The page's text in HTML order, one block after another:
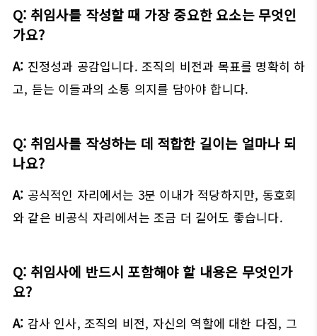
Q: 취임사를 작성할 때 가장 중요한 요소는 무엇인
가요?
A: 진정성과 공감입니다. 조직의 비전과 목표를 명확히 하
고, 듣는 이들과의 소통 의지를 담아야 합니다.
Q: 취임사를 작성하는 데 적합한 길이는 얼마나 되
나요?
A: 공식적인 자리에서는 3분 이내가 적당하지만, 동호회
와 같은 비공식 자리에서는 조금 더 길어도 좋습니다.
Q: 취임사에 반드시 포함해야 할 내용은 무엇인가
요?
A: 감사 인사, 조직의 비전, 자신의 역할에 대한 다짐, 그